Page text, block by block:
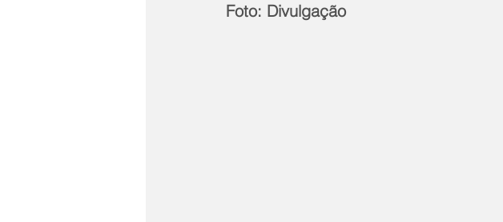
Foto: Divulgação